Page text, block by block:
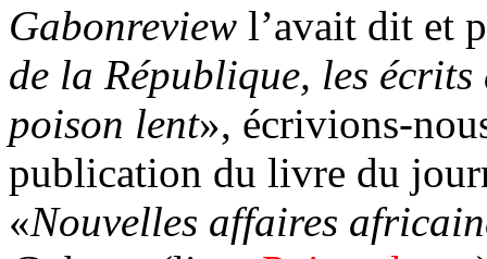
Gabonreview l’avait dit et
de la République, les
poison lent», écrivions-
publication du livre du
«Nouvelles affaires